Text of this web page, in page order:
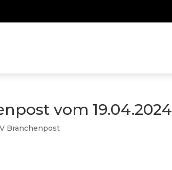
vom 19.04.2024
Branchenpost